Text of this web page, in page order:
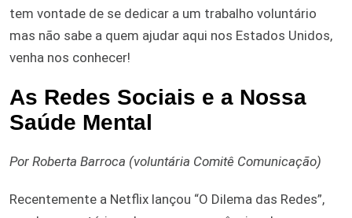
tem vontade de se dedicar a um trabalho voluntário
mas não sabe a quem ajudar aqui nos Estados Unidos,
venha nos conhecer!
As Redes Sociais e a Nossa
Saúde Mental
Por Roberta Barroca (voluntária Comitê Comunicação)
Recentemente a Netflix lançou “O Dilema das Redes”,